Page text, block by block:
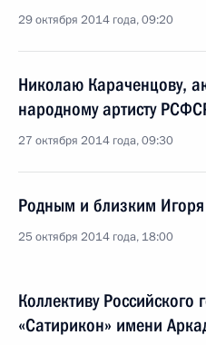
29 октября 2014 года, 09:20
Николаю Караченцову,
народному артисту
27 октября 2014 года, 09:30
Родным и близким
25 октября 2014 года, 18:00
Коллективу Российского
«Сатирикон» имени